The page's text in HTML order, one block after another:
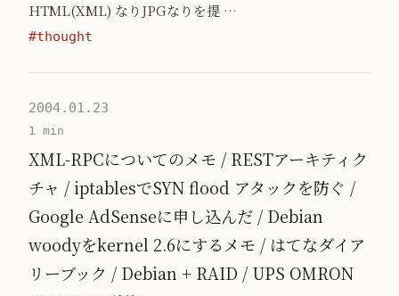
HTML(XML) なりJPGなりを提 …
#thought
2004.01.23
1 min
XML-RPCについてのメモ / RESTアーキティク
チャ / iptablesでSYN flood アタックを防ぐ /
Google AdSenseに申し込んだ / Debian
woodyをkernel 2.6にするメモ / はてなダイア
リーブック / Debian + RAID / UPS OMRON